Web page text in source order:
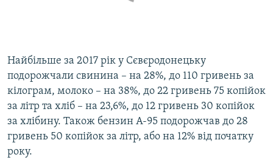
Найбільше за 2017 рік у Сєвєродонецьку
подорожчали свинина – на 28%, до 110 гривень за
кілограм, молоко – на 38%, до 22 гривень 75 копійок
за літр та хліб – на 23,6%, до 12 гривень 30 копійок
за хлібину. Також бензин А-95 подорожчав до 28
гривень 50 копійок за літр, або на 12% від початку
року.